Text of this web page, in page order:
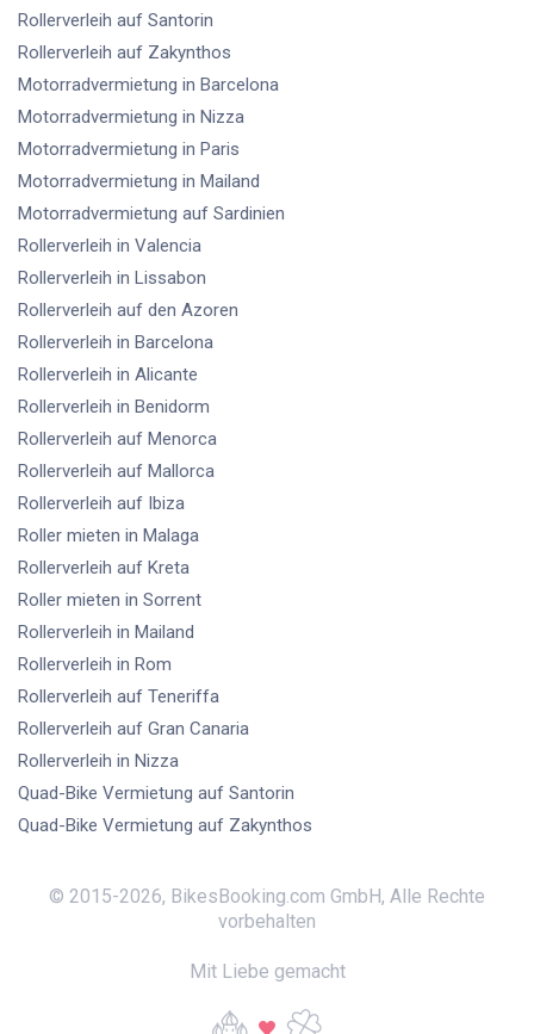
Rollerverleih auf Santorin
Rollerverleih auf Zakynthos
Motorradvermietung in Barcelona
Motorradvermietung in Nizza
Motorradvermietung in Paris
Motorradvermietung in Mailand
Motorradvermietung auf Sardinien
Rollerverleih in Valencia
Rollerverleih in Lissabon
Rollerverleih auf den Azoren
Rollerverleih in Barcelona
Rollerverleih in Alicante
Rollerverleih in Benidorm
Rollerverleih auf Menorca
Rollerverleih auf Mallorca
Rollerverleih auf Ibiza
Roller mieten in Malaga
Rollerverleih auf Kreta
Roller mieten in Sorrent
Rollerverleih in Mailand
Rollerverleih in Rom
Rollerverleih auf Teneriffa
Rollerverleih auf Gran Canaria
Rollerverleih in Nizza
Quad-Bike Vermietung auf Santorin
Quad-Bike Vermietung auf Zakynthos
© 2015-2026, BikesBooking.com GmbH, Alle Rechte
vorbehalten
Mit Liebe gemacht